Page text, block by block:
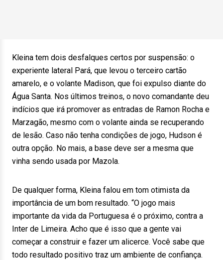
Kleina tem dois desfalques certos por suspensão: o
experiente lateral Pará, que levou o terceiro cartão
amarelo, e o volante Madison, que foi expulso diante do
Água Santa. Nos últimos treinos, o novo comandante deu
indícios que irá promover as entradas de Ramon Rocha e
Marzagão, mesmo com o volante ainda se recuperando
de lesão. Caso não tenha condições de jogo, Hudson é
outra opção. No mais, a base deve ser a mesma que
vinha sendo usada por Mazola.
De qualquer forma, Kleina falou em tom otimista da
importância de um bom resultado. “O jogo mais
importante da vida da Portuguesa é o próximo, contra a
Inter de Limeira. Acho que é isso que a gente vai
começar a construir e fazer um alicerce. Você sabe que
todo resultado positivo traz um ambiente de confiança.